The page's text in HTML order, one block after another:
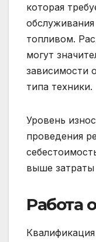
которая
топливом.
могут
зависимости
типа техники.
Уровень
проведения
выше
Работа